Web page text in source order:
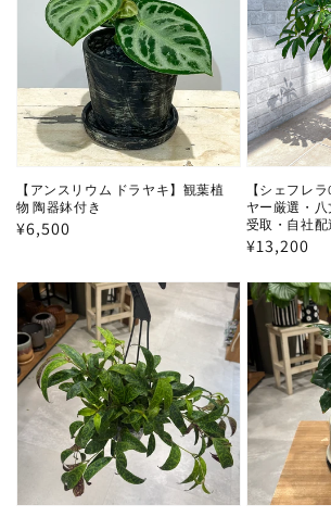
【アンスリウム ドラヤキ】観葉植
物 陶器鉢付き
通
価
格
¥6,500
【シェフレ
ヤー厳選・
受取・自社配
通
価
格
¥13,200